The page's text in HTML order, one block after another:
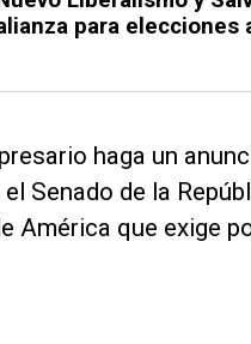
para elecciones
haga un
Senado de la
América que exige